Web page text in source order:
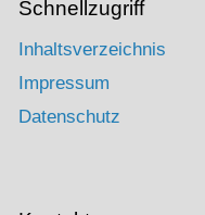
Schnellzugriff
Inhaltsverzeichnis
Impressum
Datenschutz